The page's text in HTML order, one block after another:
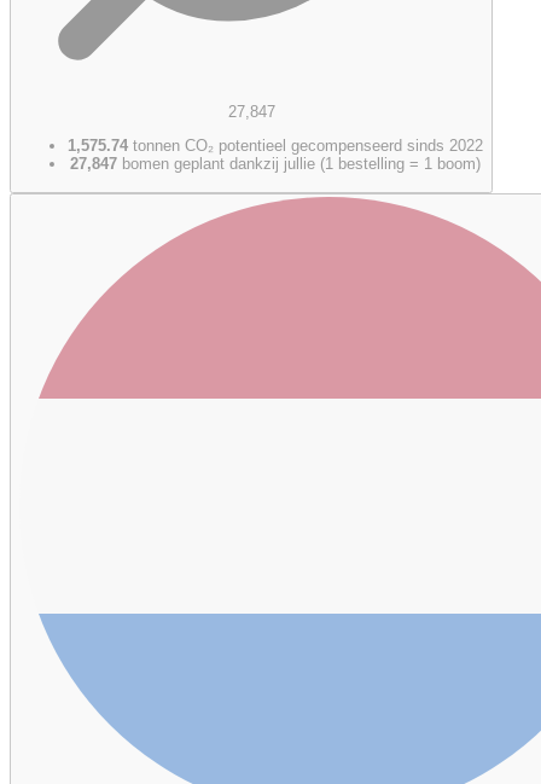
27,847
1,575.74 tonnen CO₂ potentieel gecompenseerd sinds 2022
27,847 bomen geplant dankzij jullie (1 bestelling = 1 boom)